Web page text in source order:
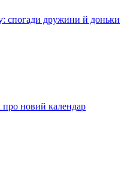
спогади дружини й доньки
новий календар